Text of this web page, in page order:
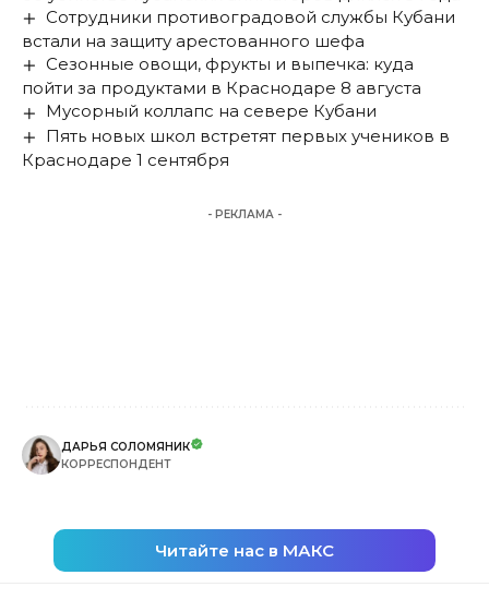
Сотрудники противоградовой службы Кубани
встали на защиту арестованного шефа
Сезонные овощи, фрукты и выпечка: куда
пойти за продуктами в Краснодаре 8 августа
Мусорный коллапс на севере Кубани
Пять новых школ встретят первых учеников в
Краснодаре 1 сентября
- РЕКЛАМА -
ДАРЬЯ СОЛОМЯНИК
КОРРЕСПОНДЕНТ
Читайте нас в МАКС